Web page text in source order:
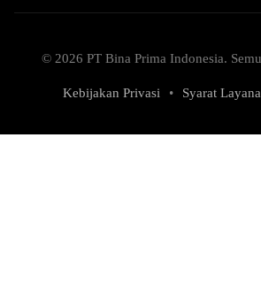
© 2026 PT Bina Prima Indonesia.
Kebijakan Privasi • Syarat